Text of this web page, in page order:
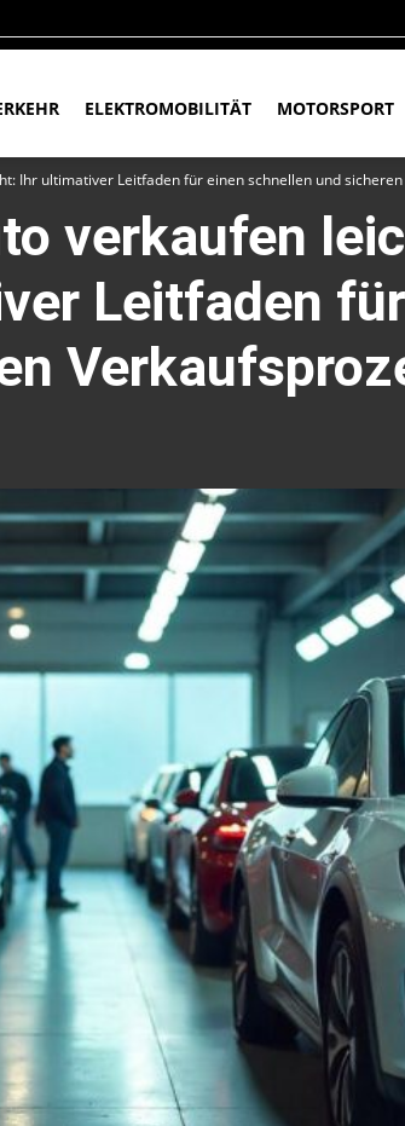
ELEKTROMOBILITÄT MOTORSPORT
Ihr ultimativer Leitfaden für einen schnellen und
verkaufen
Leitfaden